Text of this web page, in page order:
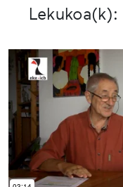
Lekukoa(k):